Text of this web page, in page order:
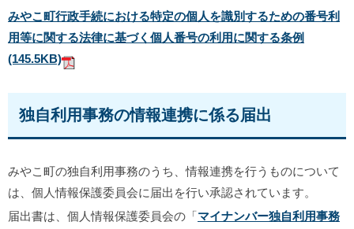
みやこ町行政手続における特定の個人を識別するための番号利
用等に関する法律に基づく個人番号の利用に関する条例
(145.5KB)
独自利用事務の情報連携に係る届出
みやこ町の独自利用事務のうち、情報連携を行うものについて
は、個人情報保護委員会に届出を行い承認されています。
届出書は、個人情報保護委員会の「マイナンバー独自利用事務